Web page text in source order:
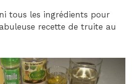
tous les ingrédients pour
recette de truite au